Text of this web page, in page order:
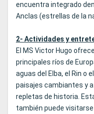
encuentra integrado
Anclas (estrellas de la
2- Actividades y
El MS Victor Hugo
principales ríos de
aguas del Elba, el Rin o
paisajes cambiantes y
repletas de historia.
también puede